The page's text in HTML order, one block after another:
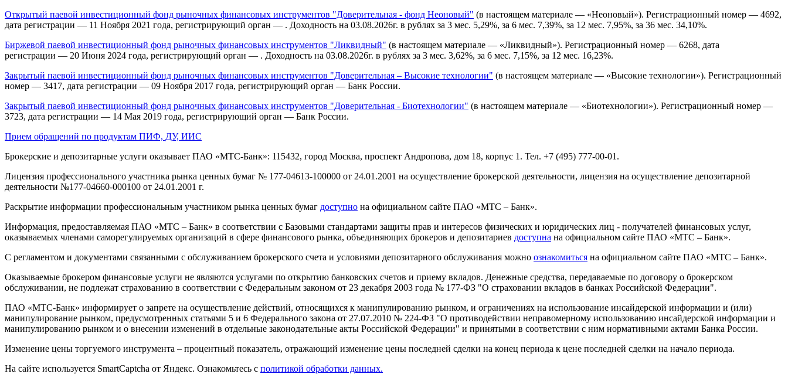
Открытый паевой инвестиционный фонд рыночных финансовых инструментов "Доверительная - фонд Неоновый" (в настоящем материале — «Неоновый»). Регистрационный номер — 4692,
дата регистрации — 11 Ноября 2021 года, регистрирующий орган — . Доходность на 03.08.2026г. в рублях за 3 мес. 5,29%, за 6 мес. 7,39%, за 12 мес. 7,95%, за 36 мес. 34,10%.
Биржевой паевой инвестиционный фонд рыночных финансовых инструментов "Ликвидный" (в настоящем материале — «Ликвидный»). Регистрационный номер — 6268, дата
регистрации — 20 Июня 2024 года, регистрирующий орган — . Доходность на 03.08.2026г. в рублях за 3 мес. 3,62%, за 6 мес. 7,15%, за 12 мес. 16,23%.
Закрытый паевой инвестиционный фонд рыночных финансовых инструментов "Доверительная – Высокие технологии" (в настоящем материале — «Высокие технологии»). Регистрационный
номер — 3417, дата регистрации — 09 Ноября 2017 года, регистрирующий орган — Банк России.
Закрытый паевой инвестиционный фонд рыночных финансовых инструментов "Доверительная - Биотехнологии" (в настоящем материале — «Биотехнологии»). Регистрационный номер —
3723, дата регистрации — 14 Мая 2019 года, регистрирующий орган — Банк России.
Прием обращений по продуктам ПИФ, ДУ, ИИС
Брокерские и депозитарные услуги оказывает ПАО «МТС-Банк»: 115432, город Москва, проспект Андропова, дом 18, корпус 1. Тел. +7 (495) 777-00-01.
Лицензия профессионального участника рынка ценных бумаг № 177-04613-100000 от 24.01.2001 на осуществление брокерской деятельности, лицензия на осуществление депозитарной
деятельности №177-04660-000100 от 24.01.2001 г.
Раскрытие информации профессиональным участником рынка ценных бумаг доступно на официальном сайте ПАО «МТС – Банк».
Информация, предоставляемая ПАО «МТС – Банк» в соответствии с Базовыми стандартами защиты прав и интересов физических и юридических лиц - получателей финансовых услуг,
оказываемых членами саморегулируемых организаций в сфере финансового рынка, объединяющих брокеров и депозитариев доступна на официальном сайте ПАО «МТС – Банк».
С регламентом и документами связанными с обслуживанием брокерского счета и условиями депозитарного обслуживания можно ознакомиться на официальном сайте ПАО «МТС – Банк».
Оказываемые брокером финансовые услуги не являются услугами по открытию банковских счетов и приему вкладов. Денежные средства, передаваемые по договору о брокерском
обслуживании, не подлежат страхованию в соответствии с Федеральным законом от 23 декабря 2003 года № 177-ФЗ "О страховании вкладов в банках Российской Федерации".
ПАО «МТС-Банк» информирует о запрете на осуществление действий, относящихся к манипулированию рынком, и ограничениях на использование инсайдерской информации и (или)
манипулирование рынком, предусмотренных статьями 5 и 6 Федерального закона от 27.07.2010 № 224-ФЗ "О противодействии неправомерному использованию инсайдерской информации и
манипулированию рынком и о внесении изменений в отдельные законодательные акты Российской Федерации" и принятыми в соответствии с ним нормативными актами Банка России.
Изменение цены торгуемого инструмента – процентный показатель, отражающий изменение цены последней сделки на конец периода к цене последней сделки на начало периода.
На сайте используется SmartCaptcha от Яндекс. Ознакомьтесь с политикой обработки данных.